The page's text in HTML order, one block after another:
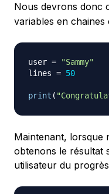
Nous devrons donc
variables en chaines
user =
"Sammy"
lines = 50
print (
Maintenant, lorsque
obtenons le résultat
utilisateur du